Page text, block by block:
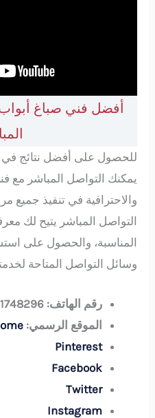
أفضل فني صباغ
للحصول على أفضل نتائج في
يمكنك التواصل المباشر مع
والاحترافية في تنفيذ جميع
التواصل المباشر يتيح لك
المناسبة، والحصول على
وسائل التواصل المتاحة
رقم الهاتف:
الموقع الرسمي:
Pinterest
Facebook
Twitter
Instagram